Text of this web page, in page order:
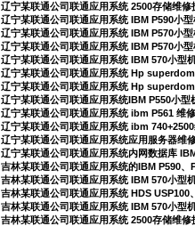
辽宁某联通公司联通应用系统 2500存储维修
辽宁某联通公司联通应用系统 IBM P590小
辽宁某联通公司联通应用系统 IBM P570小
辽宁某联通公司联通应用系统 IBM P570小
辽宁某联通公司联通应用系统 IBM 570小型
辽宁某联通公司联通应用系统 Hp
辽宁某联通公司联通应用系统 Hp
辽宁某联通公司联通应用系统IBM P550小型
辽宁某联通公司联通应用系统 ibm P561 维
辽宁某联通公司联通应用系统 ibm
辽宁某联通公司联通应用系统应用服务器维
辽宁某联通公司联通应用系统内网数据库
吉林某联通公司联通应用系统的IBM P590
吉林某联通公司联通应用系统 IBM 570小型
吉林某联通公司联通应用系统 HDS
吉林某联通公司联通应用系统 IBM 570小型
吉林某联通公司联通应用系统 2500存储维修